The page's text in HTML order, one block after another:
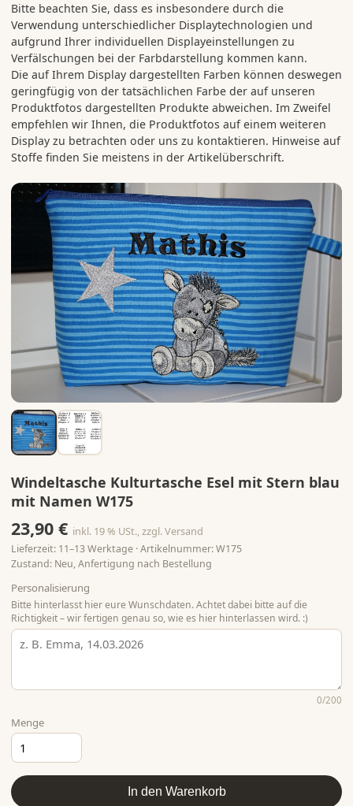
Bitte beachten Sie, dass es insbesondere durch die
Verwendung unterschiedlicher Displaytechnologien und
aufgrund Ihrer individuellen Displayeinstellungen zu
Verfälschungen bei der Farbdarstellung kommen kann.
Die auf Ihrem Display dargestellten Farben können deswegen
geringfügig von der tatsächlichen Farbe der auf unseren
Produktfotos dargestellten Produkte abweichen. Im Zweifel
empfehlen wir Ihnen, die Produktfotos auf einem weiteren
Display zu betrachten oder uns zu kontaktieren. Hinweise auf
Windeltasche Kulturtasche Esel mit Stern blau
mit Namen W175
23,90 € inkl. 19 % USt., zzgl. Versand
Lieferzeit: 11–13 Werktage · Artikelnummer: W175
Zustand: Neu, Anfertigung nach Bestellung
Personalisierung
Bitte hinterlasst hier eure Wunschdaten. Achtet dabei bitte auf die
Richtigkeit – wir fertigen genau so, wie es hier hinterlassen wird. :)
0/200
Menge
In den Warenkorb